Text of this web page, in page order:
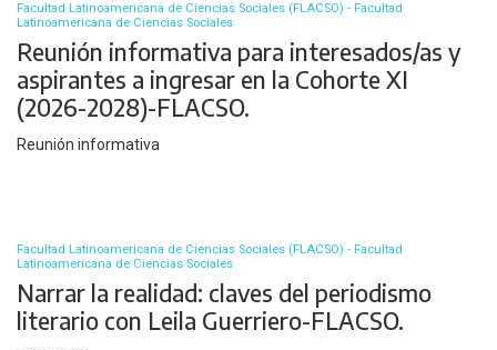
Facultad Latinoamericana de Ciencias Sociales (FLACSO) - Facultad
Latinoamericana de Ciencias Sociales
Reunión informativa para interesados/as y
aspirantes a ingresar en la Cohorte XI
(2026-2028)-FLACSO.
Reunión informativa
Facultad Latinoamericana de Ciencias Sociales (FLACSO) - Facultad
Latinoamericana de Ciencias Sociales
Narrar la realidad: claves del periodismo
literario con Leila Guerriero-FLACSO.